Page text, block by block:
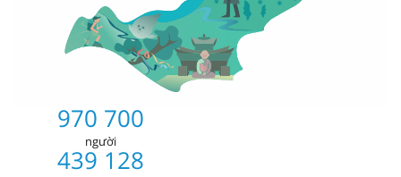
970 700
người
439 128